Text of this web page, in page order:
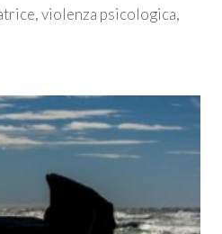
,violenza psicologica,